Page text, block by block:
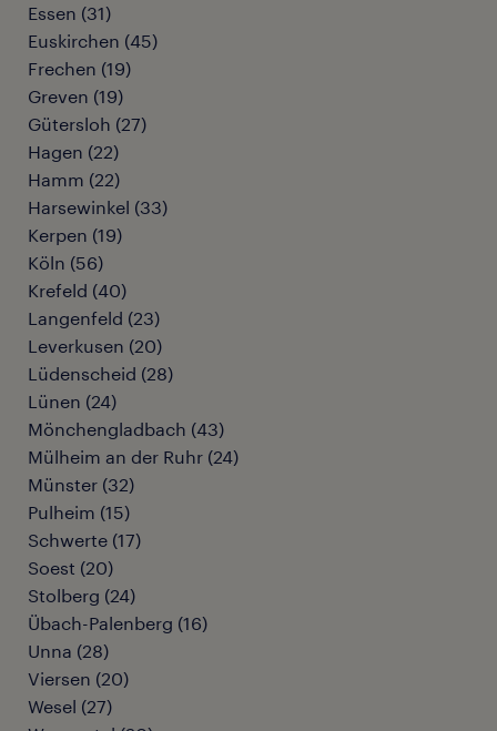
Essen (31)
Euskirchen (45)
Frechen (19)
Greven (19)
Gütersloh (27)
Hagen (22)
Hamm (22)
Harsewinkel (33)
Kerpen (19)
Köln (56)
Krefeld (40)
Langenfeld (23)
Leverkusen (20)
Lüdenscheid (28)
Lünen (24)
Mönchengladbach (43)
Mülheim an der Ruhr (24)
Münster (32)
Pulheim (15)
Schwerte (17)
Soest (20)
Stolberg (24)
Übach-Palenberg (16)
Unna (28)
Viersen (20)
Wesel (27)